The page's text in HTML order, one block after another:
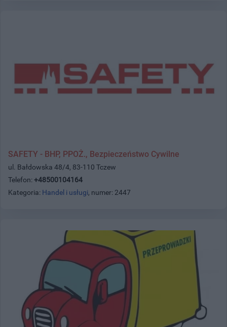
SAFETY - BHP, PPOŻ., Bezpieczeństwo Cywilne
ul. Bałdowska 48/4, 83-110 Tczew
Telefon: +48500104164
Kategoria: Handel i usługi, numer: 2447